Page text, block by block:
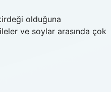
olduğuna
ve soylar arasında çok